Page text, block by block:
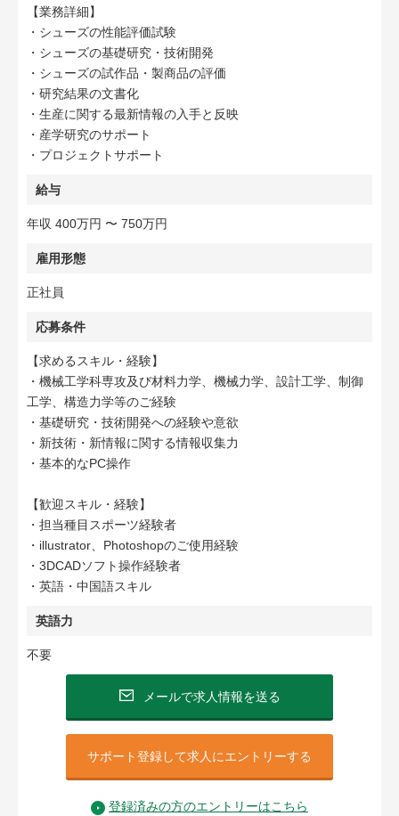
【業務詳細】
・シューズの性能評価試験
・シューズの基礎研究・技術開発
・シューズの試作品・製商品の評価
・研究結果の文書化
・生産に関する最新情報の入手と反映
・産学研究のサポート
・プロジェクトサポート
給与
年収 400万円 〜 750万円
雇用形態
正社員
応募条件
【求めるスキル・経験】
・機械工学科専攻及び材料力学、機械力学、設計工学、制御
工学、構造力学等のご経験
・基礎研究・技術開発への経験や意欲
・新技術・新情報に関する情報収集力
・基本的なPC操作
【歓迎スキル・経験】
・担当種目スポーツ経験者
・illustrator、Photoshopのご使用経験
・3DCADソフト操作経験者
・英語・中国語スキル
英語力
不要
メールで求人情報を送る
サポート登録して求人にエントリーする
登録済みの方のエントリーはこちら